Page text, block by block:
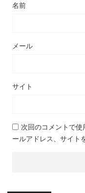
名前
メール
サイト
次回のコメントで
ールアドレス、サイト